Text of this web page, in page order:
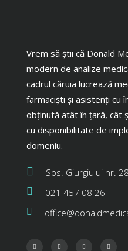
Vrem să știi că Donald
modern de analize
cadrul căruia lucrează
farmaciști și asistenți cu
obținută atât în țară, cât
cu disponibilitate de
domeniu.
Sos. Giurgiului nr.
021 457 08 26